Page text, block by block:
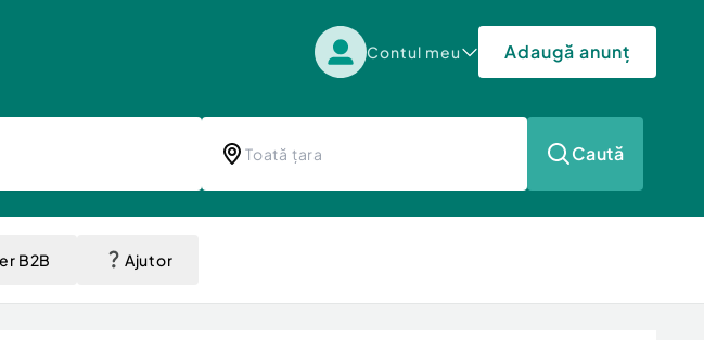
Contul meu Adaugă anunț
Caută
B2B Ajutor